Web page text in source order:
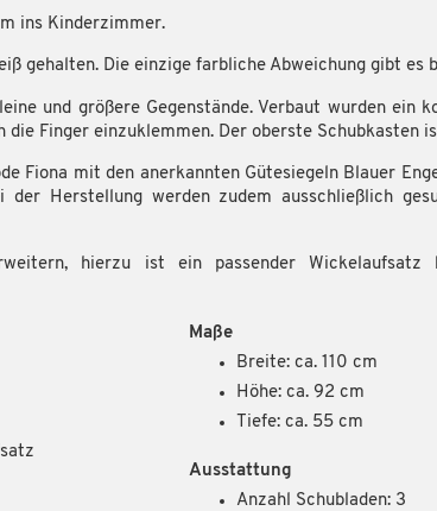
ins Kinderzimmer.
gehalten. Die einzige farbliche Abweichung gibt
und größere Gegenstände. Verbaut wurden ein
Finger einzuklemmen. Der oberste Schubkasten
Fiona mit den anerkannten Gütesiegeln Blauer
Herstellung werden zudem ausschließlich
hierzu ist ein passender Wickelaufsatz
Maße
Breite: ca. 110 cm
Höhe: ca. 92 cm
Tiefe: ca. 55 cm
Ausstattung
Anzahl Schubladen: 3